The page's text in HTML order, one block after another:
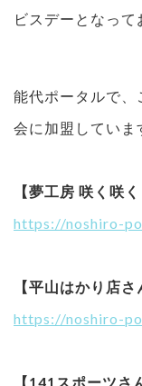
ビスデーとなって
能代ポータルで、
会に加盟していま
【夢工房 咲く咲く
https://noshiro-
【平山はかり店さ
https://noshiro-
【141スポーツさ